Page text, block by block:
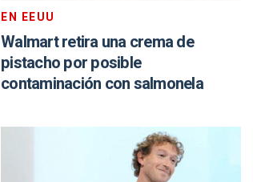
EN EEUU
Walmart retira una crema de
pistacho por posible
contaminación con salmonela